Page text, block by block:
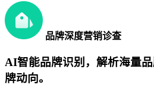
品牌深度营销诊查
AI智能品牌识别，解析海量
牌动向。